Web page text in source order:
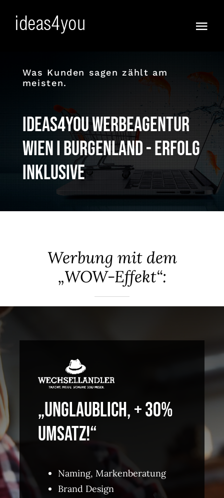
Anders
KI WOW !
Full Service
Kontakt
Was Kunden sagen zählt am
meisten.
ideas4you Werbeagentur
Wien I Burgenland - Erfolg
inklusive
Werbung mit dem
„WOW-Effekt“:
„UNGLAUBLICH, + 30%
UMSATZ!“
Naming, Markenberatung
Brand Design